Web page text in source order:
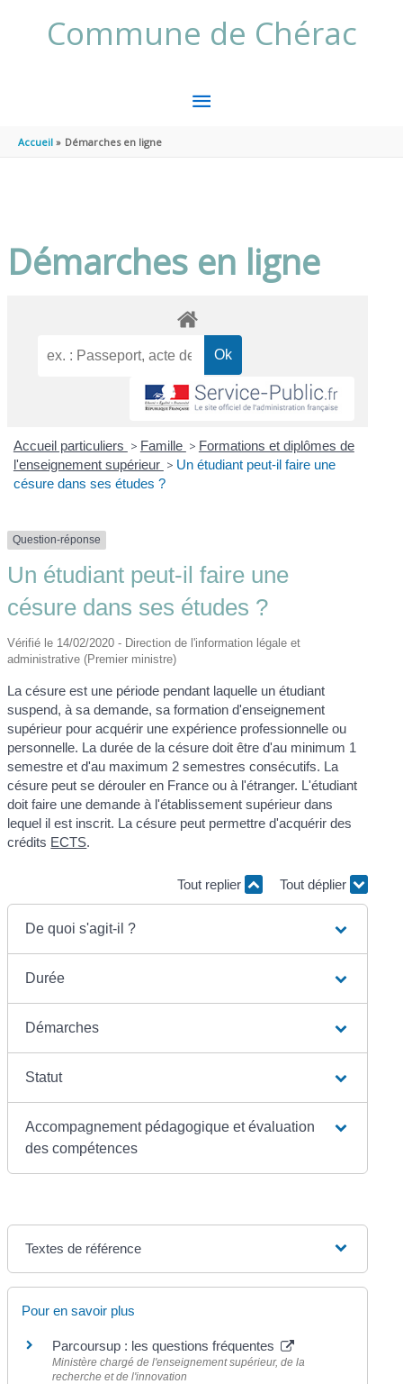
Commune de Chérac
MENU
Accueil Démarches en ligne
Démarches en ligne
Accueil particuliers > Famille > Formations et diplômes de
l'enseignement supérieur > Un étudiant peut-il faire une
césure dans ses études ?
Question-réponse
Un étudiant peut-il faire une
césure dans ses études ?
Vérifié le 14/02/2020 - Direction de l'information légale et
administrative (Premier ministre)
La césure est une période pendant laquelle un étudiant
suspend, à sa demande, sa formation d'enseignement
supérieur pour acquérir une expérience professionnelle ou
personnelle. La durée de la césure doit être d'au minimum 1
semestre et d'au maximum 2 semestres consécutifs. La
césure peut se dérouler en France ou à l'étranger. L'étudiant
doit faire une demande à l'établissement supérieur dans
lequel il est inscrit. La césure peut permettre d'acquérir des
crédits ECTS.
Tout replier Tout déplier
De quoi s'agit-il ?
Durée
Démarches
Statut
Accompagnement pédagogique et évaluation
des compétences
Textes de référence
Pour en savoir plus
Parcoursup : les questions fréquentes
Ministère chargé de l'enseignement supérieur, de la
recherche et de l'innovation